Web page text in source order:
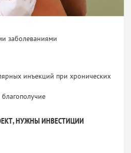
заболеваниями
инъекций при хронических
НУЖНЫ ИНВЕСТИЦИИ